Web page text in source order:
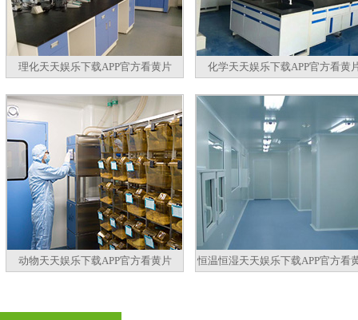
理化天天娱乐下载APP官方看黄片 化学天天娱乐下载APP官方看黄
动物天天娱乐下载APP官方看黄片 恒温恒湿天天娱乐下载APP官方看